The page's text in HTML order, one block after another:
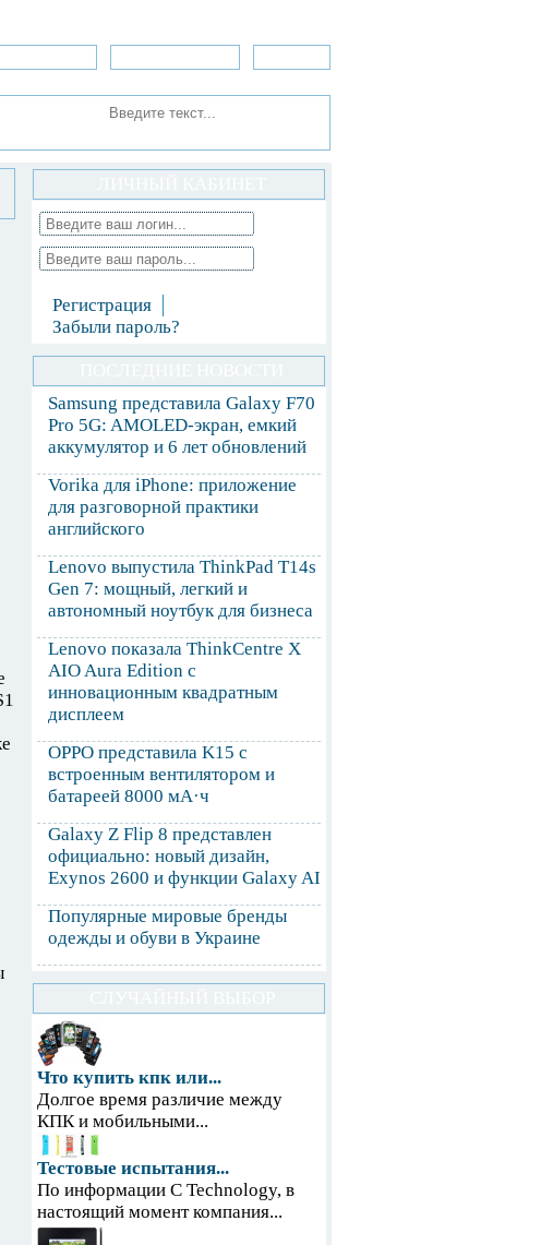
Регистрация
Забыли пароль?
Samsung представила Galaxy F70
Pro 5G: AMOLED-экран, емкий
аккумулятор и 6 лет обновлений
Vorika для iPhone: приложение
для разговорной практики
английского
Lenovo выпустила ThinkPad T14s
Gen 7: мощный, легкий и
автономный ноутбук для бизнеса
Lenovo показала ThinkCentre X
AIO Aura Edition с
инновационным квадратным
дисплеем
OPPO представила K15 с
встроенным вентилятором и
батареей 8000 мА·ч
Galaxy Z Flip 8 представлен
официально: новый дизайн,
Exynos 2600 и функции Galaxy AI
Популярные мировые бренды
одежды и обуви в Украине
Что купить кпк или...
Долгое время различие между
КПК и мобильными...
Тестовые испытания...
По информации С Technology, в
настоящий момент компания...